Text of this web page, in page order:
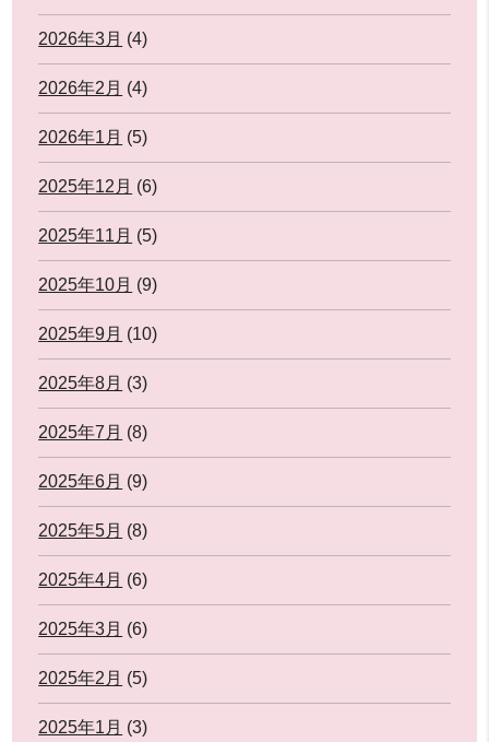
2026年3月 (4)
2026年2月 (4)
2026年1月 (5)
2025年12月 (6)
2025年11月 (5)
2025年10月 (9)
2025年9月 (10)
2025年8月 (3)
2025年7月 (8)
2025年6月 (9)
2025年5月 (8)
2025年4月 (6)
2025年3月 (6)
2025年2月 (5)
2025年1月 (3)